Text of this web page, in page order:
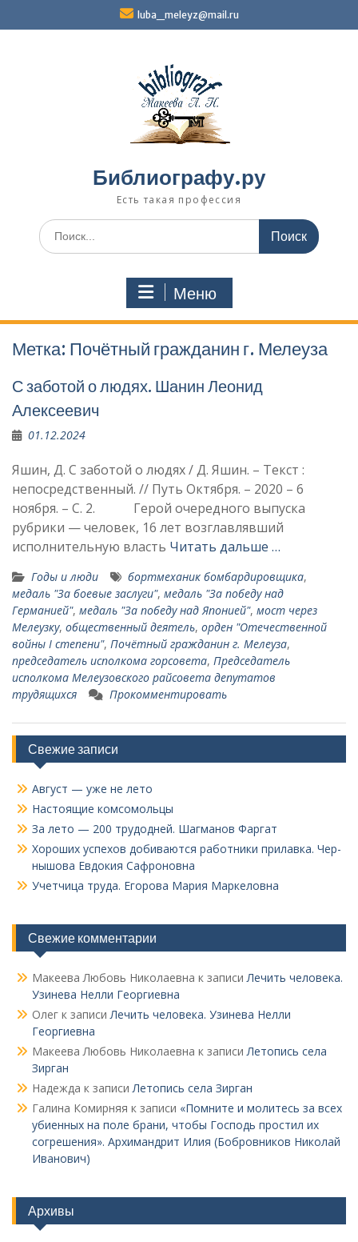
luba_meleyz@mail.ru
Библиографу.ру
Есть такая профессия
Поиск
по:
Меню
Метка: Почёт­ный гражданин г. Мелеуза
С заботой о людях. Шанин Леонид
Алексеевич
01.12.2024
Яшин, Д. С заботой о людях / Д. Яшин. – Текст :
непосредственный. // Путь Октября. – 2020 – 6
ноября. – С. 2. Герой очередного выпуска
рубрики — человек, 16 лет возглавлявший
исполнительную власть Читать дальше …
Годы и люди бортмеханик бомбардировщи­ка,
медаль "За боевые заслуги", медаль "За победу над
Германией", медаль "За победу над Японией", мост через
Мелеузку, общественный деятель, орден "Отечественной
войны I степени", Почёт­ный гражданин г. Мелеуза,
председатель исполкома горсовета, Председатель
исполкома Мелеузовского райсовета депутатов
трудящихся
Прокомментировать
Свежие записи
Август — уже не лето
Настоящие комсомольцы
За лето — 200 трудодней. Шагманов Фаргат
Хороших успехов добиваются работники прилавка. Чер­
нышова Евдокия Сафроновна
Учетчица труда. Его­рова Мария Маркеловна
Свежие комментарии
Макеева Любовь Николаевна к записиЛечить человека.
Узинева Нелли Георгиевна
Олег к записиЛечить человека. Узинева Нелли
Георгиевна
Макеева Любовь Николаевна к записиЛетопись села
Зирган
Надежда к записиЛетопись села Зирган
Галина Комирняя к записи «Помните и молитесь за всех
убиенных на поле брани, чтобы Господь простил их
согрешения». Архимандрит Илия (Бобровников Николай
Иванович)
Архивы